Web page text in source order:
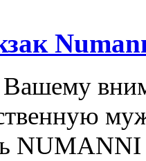
Вашему
NUMANNI